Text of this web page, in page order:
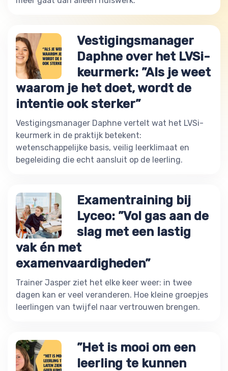
Vestigingsmanager
Daphne over het LVSi-
keurmerk: ”Als je weet
waarom je het doet, wordt de
intentie ook sterker”
Vestigingsmanager Daphne vertelt wat het LVSi-
keurmerk in de praktijk betekent:
wetenschappelijke basis, veilig leerklimaat en
begeleiding die echt aansluit op de leerling.
Examentraining bij
Lyceo: ”Vol gas aan de
slag met een lastig
vak én met
examenvaardigheden”
Trainer Jasper ziet het elke keer weer: in twee
dagen kan er veel veranderen. Hoe kleine groepjes
leerlingen van twijfel naar vertrouwen brengen.
”Het is mooi om een
leerling te kunnen